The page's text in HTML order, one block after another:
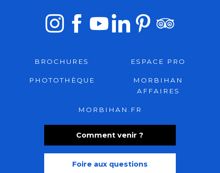
Comment venir ?
Foire aux questions
BROCHURES ESPACE PRO
PHOTOTHÈQUE
MORBIHAN
AFFAIRES
MORBIHAN.FR